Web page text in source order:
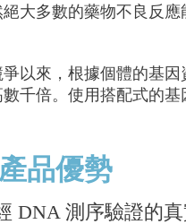
大多數的藥物不良反
以來，根據個體的基
千倍。使用搭配式的
品優勢
DNA 測序驗證的